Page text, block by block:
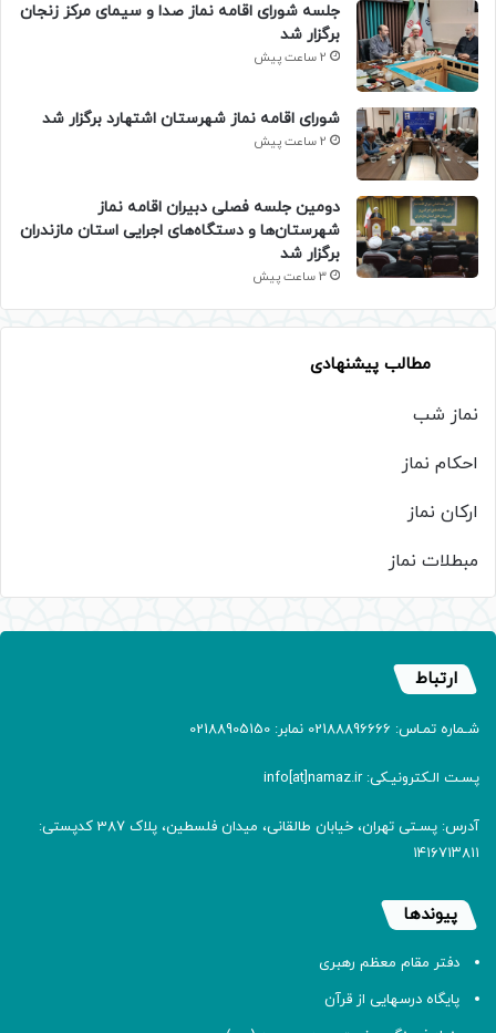
جلسه شورای اقامه نماز صدا و سیمای مرکز زنجان
برگزار شد
2 ساعت پیش
شورای اقامه نماز شهرستان اشتهارد برگزار شد
2 ساعت پیش
دومین جلسه فصلی دبیران اقامه نماز
شهرستان‌ها و دستگاه‌های اجرایی استان مازندران
برگزار شد
3 ساعت پیش
مطالب پیشنهادی
نماز شب
احکام نماز
ارکان نماز
مبطلات نماز
ارتباط
شـماره تمـاس: 02188896666 نمابر: 02188905150
پسـت الـکترونیـکی: info[at]namaz.ir
آدرس: پسـتی تهران، خیابان طالقانی، میدان فلسطین، پلاک 387 کدپستی:
۱۴۱۶۷۱۳۸۱۱
پیوندها
دفتر مقام معظم رهبری
پایگاه درسهایی از قرآن